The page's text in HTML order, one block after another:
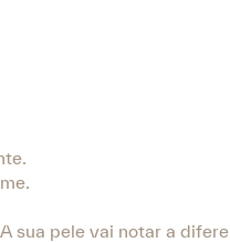
sua pele vai notar a